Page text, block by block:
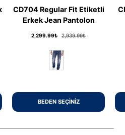
CD704 Regular Fit Etiketli
Erkek Jean Pantolon
Fiyat
2,299.99₺ Fiyat
2,939.99₺
BEDEN SEÇINIZ